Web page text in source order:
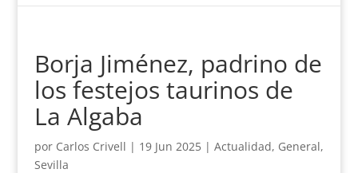
Borja Jiménez, padrino de
los festejos taurinos de
La Algaba
por Carlos Crivell | 19 Jun 2025| Actualidad, General,
Sevilla